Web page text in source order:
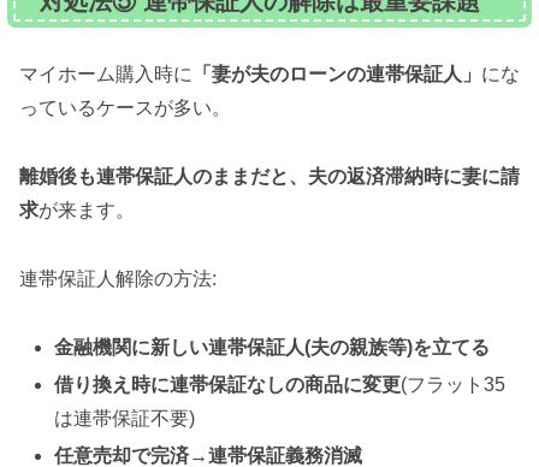
マイホーム購入時に 「妻が夫のローンの連帯保証人」 にな
っているケースが多い。
離婚後も連帯保証人のままだと、夫の返済滞納時に妻に請
求が来ます。
連帯保証人解除の方法:
金融機関に新しい連帯保証人(夫の親族等)を立てる
借り換え時に連帯保証なしの商品に変更(フラット35
は連帯保証不要)
任意売却で完済→連帯保証義務消滅